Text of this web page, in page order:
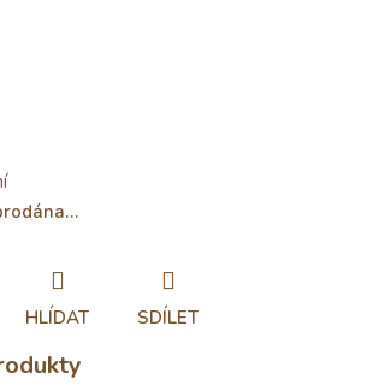
HLÍDAT SDÍLET